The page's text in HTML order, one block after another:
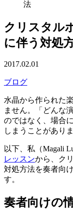
法
クリスタル
に伴う対処
2017.02.01
ブログ
水晶から作られた
ません。「どんな
のではなく、場合
しまうことがありま
以下、私（Magali
レッスンから、ク
対処方法を奏者向
す。
奏者向けの